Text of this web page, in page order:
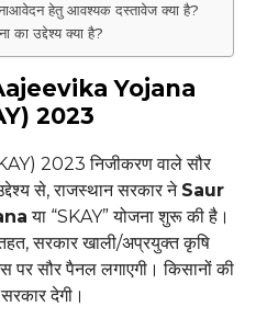
हेतु आवश्यक दस्तावेज क्या है?
का उद्देश्य क्या है?
Yojana
2023
2023 निजीकरण वाले सौर
से, राजस्थान सरकार ने Saur
या “SKAY” योजना शुरू की है।
सरकार खाली/अप्रयुक्त कृषि
पर सौर पैनल लगाएगी। किसानों की
देगी।